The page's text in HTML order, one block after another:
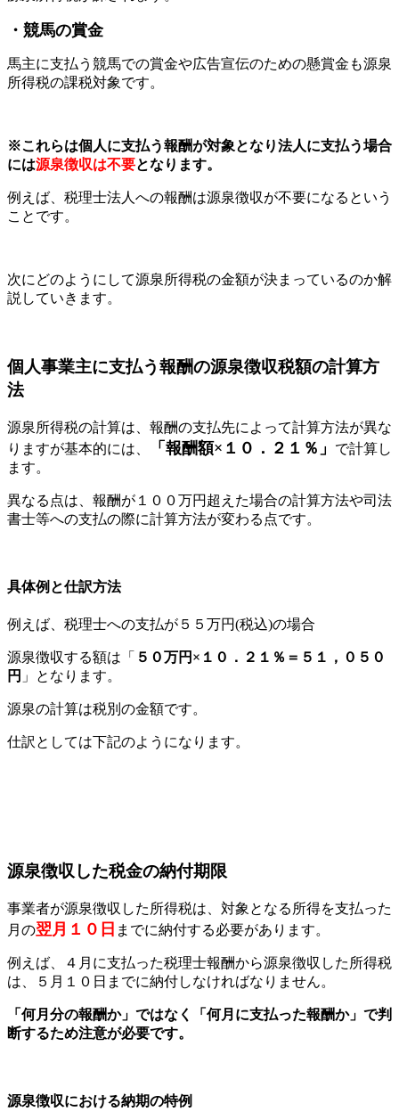
・競馬の賞金
馬主に支払う競馬での賞金や広告宣伝のための懸賞金も源泉
所得税の課税対象です。
※これらは個人に支払う報酬が対象となり法人に支払う場合
には源泉徴収は不要となります。
例えば、税理士法人への報酬は源泉徴収が不要になるという
ことです。
次にどのようにして源泉所得税の金額が決まっているのか解
説していきます。
個人事業主に支払う報酬の源泉徴収税額の計算方
法
源泉所得税の計算は、報酬の支払先によって計算方法が異な
りますが基本的には、
「報酬額×１０．２１％」
で計算し
ます。
異なる点は、報酬が１００万円超えた場合の計算方法や司法
書士等への支払の際に計算方法が変わる点です。
具体例と仕訳方法
例えば、税理士への支払が５５万円(税込)の場合
源泉徴収する額は「 ５０万円×１０．２１％＝５１，０５０
円 」となります。
源泉の計算は税別の金額です。
仕訳としては下記のようになります。
源泉徴収した税金の納付期限
事業者が源泉徴収した所得税は、対象となる所得を支払った
月の翌月１０日 までに納付する必要があります。
例えば、４月に支払った税理士報酬から源泉徴収した所得税
は、５月１０日までに納付しなければなりません。
「何月分の報酬か」ではなく「何月に支払った報酬か」で判
断するため注意が必要です。
源泉徴収における納期の特例